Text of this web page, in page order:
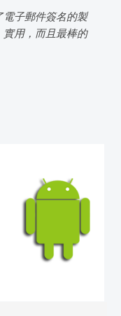
子郵件簽名的製
用，而且最棒的